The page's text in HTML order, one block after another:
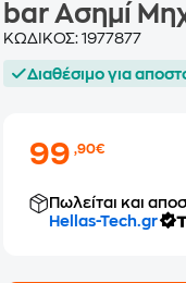
bar Ασημί
ΚΩΔΙΚΟΣ:1977877
Διαθέσιμο για
99,90€
Πωλείται και
Hellas-Tech.gr